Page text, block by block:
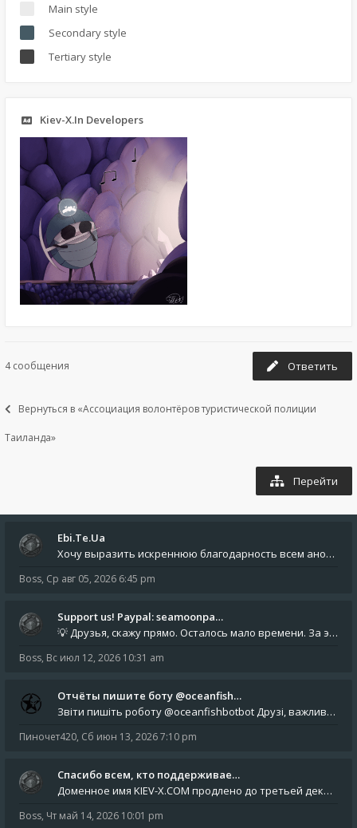
Main style
Secondary style
Tertiary style
Kiev-X.In Developers
4 сообщения Ответить
Вернуться в «Ассоциация волонтёров туристической полиции
Таиланда»
Перейти
Ebi.Te.Ua
Хочу выразить искреннюю благодарность всем анонимным пользователям, которые поддержали наше сообщество финансово. Благод
Boss, Ср авг 05, 2026 6:45 pm
Support us! Paypal: seamoonpa…
💡 Друзья, скажу прямо. Осталось мало времени. За это время нам нужно закрыть последние обязательные расходы: около 500
Boss, Вс июл 12, 2026 10:31 am
Отчёты пишите боту @oceanfish…
Звіти пишіть роботу @oceanfishbotbot Друзі, важливе повідомлення для учасників форума. Основне звернення опублікован
Пиночет420, Сб июн 13, 2026 7:10 pm
Спасибо всем, кто поддерживае…
Доменное имя KIEV-X.COM продлено до третьей декады августа 2027 года! Спасибо всем анонимным пользователям, которые по
Boss, Чт май 14, 2026 10:01 pm